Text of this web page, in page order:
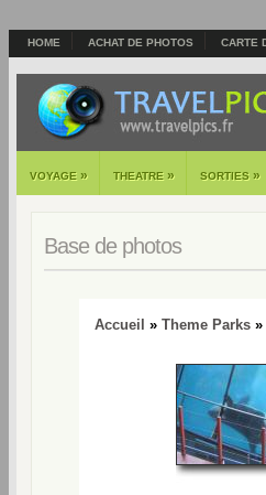
HOME ACHAT DE PHOTOS CARTE
VOYAGE » THEATRE » SORTIES »
Base de photos
Accueil » Theme Parks »